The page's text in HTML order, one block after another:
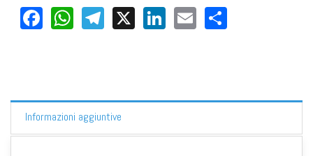
Facebook
WhatsApp
Telegram
X LinkedIn
Email
Informazioni aggiuntive